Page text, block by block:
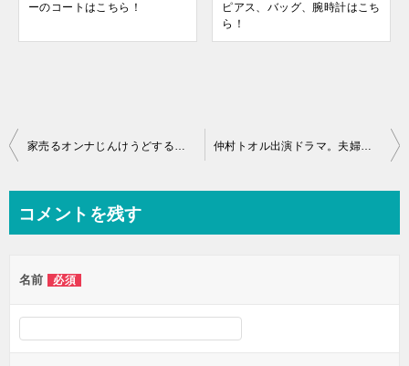
ーのコートはこちら！
ピアス、バッグ、腕時計はこち
ら！
投
ビ
ー
シ
家売るオンナじんけうどするの意味は？留守堂とサンチーは同級生と判明？ 仲村トオル出演ドラマ。夫婦役で共演した女優を若い頃から2019年までまとめてみた
コメントを残す
名前 必須